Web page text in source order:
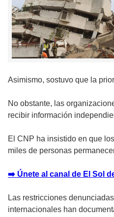
Asimismo, sostuvo que la
No obstante, las
recibir información
El CNP ha insistido en que
miles de personas
➡️ Únete al canal de El Sol
Las restricciones
internacionales han